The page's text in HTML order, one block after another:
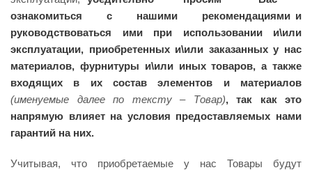
ознакомиться с нашими рекомендациями и
руководствоваться ими при использовании и\или
эксплуатации, приобретенных и\или заказанных у нас
материалов, фурнитуры и\или иных товаров, а также
входящих в их состав элементов и материалов
(именуемые далее по тексту – Товар), так как это
напрямую влияет на условия предоставляемых нами
гарантий на них.
Учитывая, что приобретаемые у нас Товары будут